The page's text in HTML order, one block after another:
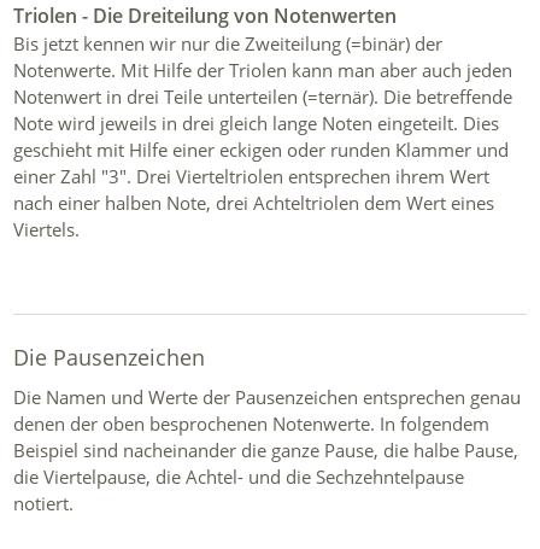
Triolen - Die Dreiteilung von Notenwerten
Bis jetzt kennen wir nur die Zweiteilung (=binär) der
Notenwerte. Mit Hilfe der Triolen kann man aber auch jeden
Notenwert in drei Teile unterteilen (=ternär). Die betreffende
Note wird jeweils in drei gleich lange Noten eingeteilt. Dies
geschieht mit Hilfe einer eckigen oder runden Klammer und
einer Zahl "3". Drei Vierteltriolen entsprechen ihrem Wert
nach einer halben Note, drei Achteltriolen dem Wert eines
Viertels.
Die Pausenzeichen
Die Namen und Werte der Pausenzeichen entsprechen genau
denen der oben besprochenen Notenwerte. In folgendem
Beispiel sind nacheinander die ganze Pause, die halbe Pause,
die Viertelpause, die Achtel- und die Sechzehntelpause
notiert.